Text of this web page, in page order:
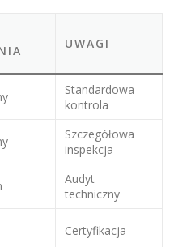
UWAGI
Standardowa
kontrola
Szczegółowa
inspekcja
Audyt
techniczny
Certyfikacja